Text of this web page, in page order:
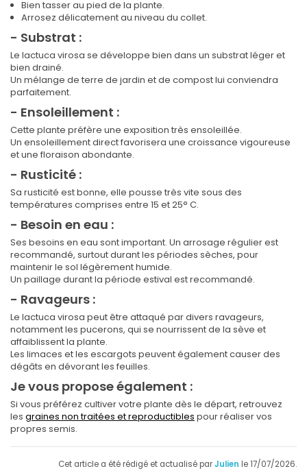
Bien tasser au pied de la plante.
Arrosez délicatement au niveau du collet.
- Substrat :
Le lactuca virosa se développe bien dans un substrat léger et
bien drainé.
Un mélange de terre de jardin et de compost lui conviendra
parfaitement.
- Ensoleillement :
Cette plante préfère une exposition très ensoleillée.
Un ensoleillement direct favorisera une croissance vigoureuse
et une floraison abondante.
- Rusticité :
Sa rusticité est bonne, elle pousse très vite sous des
températures comprises entre 15 et 25° C.
- Besoin en eau :
Ses besoins en eau sont important. Un arrosage régulier est
recommandé, surtout durant les périodes sèches, pour
maintenir le sol légèrement humide.
Un paillage durant la période estival est recommandé.
- Ravageurs :
Le lactuca virosa peut être attaqué par divers ravageurs,
notamment les pucerons, qui se nourrissent de la sève et
affaiblissent la plante.
Les limaces et les escargots peuvent également causer des
dégâts en dévorant les feuilles.
Je vous propose également :
Si vous préférez cultiver votre plante dès le départ, retrouvez
les graines non traitées et reproductibles pour réaliser vos
propres semis.
Cet article a été rédigé et actualisé parJulien le 17/07/2026.